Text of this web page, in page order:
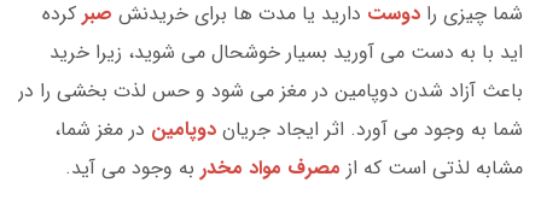
شما چیزی را دوست دارید یا مدت ها برای خریدنش صبر کرده
اید با به دست می آورید بسیار خوشحال می شوید، زیرا خرید
باعث آزاد شدن دوپامین در مغز می شود و حس لذت بخشی را در
شما به وجود می آورد. اثر ایجاد جریان دوپامین در مغز شما،
مشابه لذتی است که از مصرف مواد مخدر به وجود می آید.